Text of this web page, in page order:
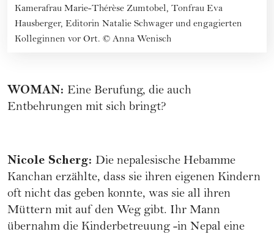
Kamerafrau Marie-Thérèse Zumtobel, Tonfrau Eva
Hausberger, Editorin Natalie Schwager und engagierten
Kolleginnen vor Ort. © Anna Wenisch
WOMAN: Eine Berufung, die auch
Entbehrungen mit sich bringt?
Nicole Scherg: Die nepalesische Hebamme
Kanchan erzählte, dass sie ihren eigenen Kindern
oft nicht das geben konnte, was sie all ihren
Müttern mit auf den Weg gibt. Ihr Mann
übernahm die Kinderbetreuung -in Nepal eine